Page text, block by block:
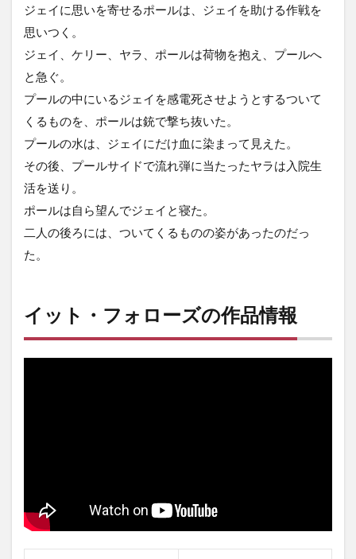
ジェイに思いを寄せるポールは、ジェイを助ける作戦を
思いつく。
ジェイ、ケリー、ヤラ、ポールは荷物を抱え、プールへ
と急ぐ。
プールの中にいるジェイを感電死させようとするついて
くるものを、ポールは銃で撃ち抜いた。
プールの水は、ジェイにだけ血に染まって見えた。
その後、プールサイドで流れ弾に当たったヤラは入院生
活を送り。
ポールは自ら望んでジェイと寝た。
二人の後ろには、ついてくるものの姿があったのだっ
た。
イット・フォローズの作品情報